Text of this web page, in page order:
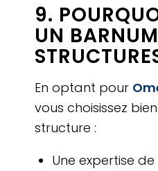
9.
UN
En optant pour
vous choisissez
structure :
Une expertise